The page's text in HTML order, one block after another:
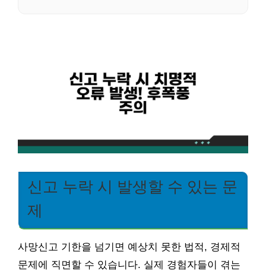
신고 누락 시 발생할 수 있는 문
제
사망신고 기한을 넘기면 예상치 못한 법적, 경제적
문제에 직면할 수 있습니다. 실제 경험자들이 겪는